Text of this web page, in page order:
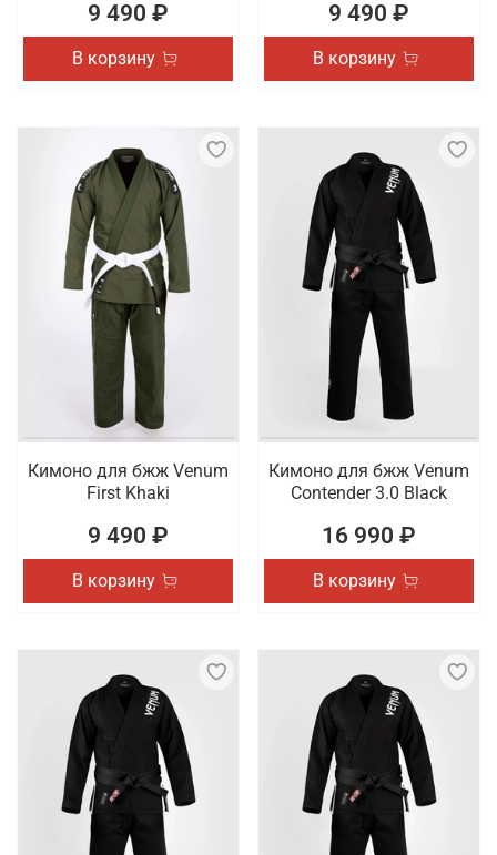
9 490 ₽
В корзину
9 490 ₽
В корзину
Кимоно для бжж Venum
First Khaki
9 490 ₽
В корзину
Кимоно для бжж Venum
Contender 3.0 Black
16 990 ₽
В корзину